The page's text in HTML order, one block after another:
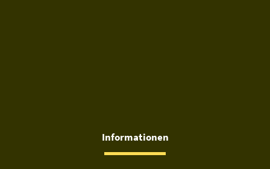
Informationen